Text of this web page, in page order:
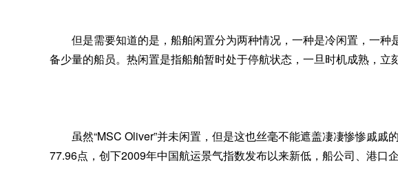
但是需要知道的是，船舶闲置分为两种情况，一种是冷闲置，一
备少量的船员。热闲置是指船舶暂时处于停航状态，一旦时机成熟，立
虽然“MSC Oliver”并未闲置，但是这也丝毫不能遮盖凄凄惨惨戚
77.96点，创下2009年中国航运景气指数发布以来新低，船公司、港口